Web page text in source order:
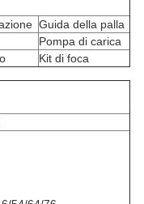
Guida della palla
Pompa di carica
Kit di foca